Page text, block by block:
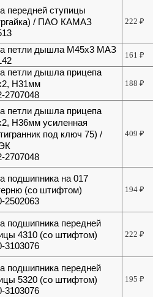
передней ступицы
/ ПАО КАМАЗ
222₽
петли дышла М45х3 МАЗ
161₽
петли дышла прицепа
H31мм
2707048
188₽
петли дышла прицепа
H36мм усиленная
под ключ 75) /
2707048
409₽
подшипника на 017
(со штифтом)
2502063
194₽
подшипника передней
4310 (со штифтом)
3103076
222₽
подшипника передней
5320 (со штифтом)
3103076
195₽